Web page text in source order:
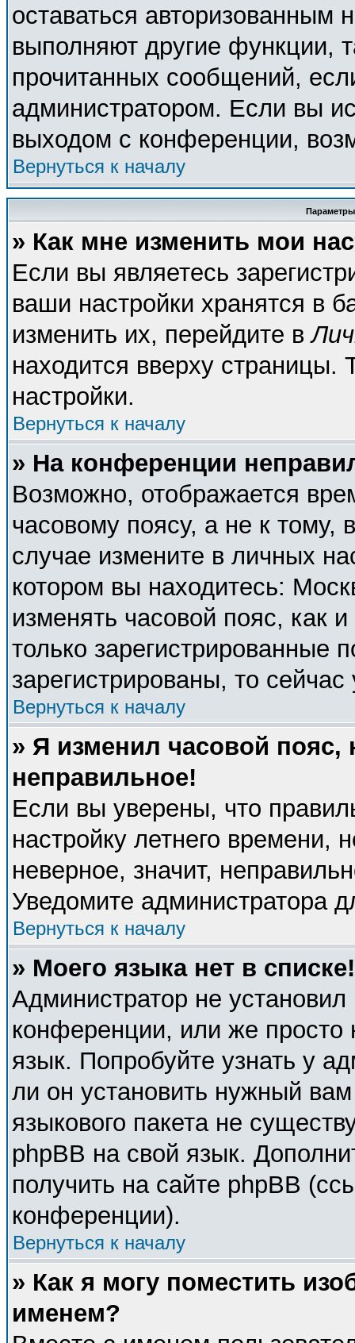
оставаться авторизованным
выполняют другие функции,
прочитанных сообщений,
администратором. Если вы
выходом с конференции,
Вернуться к началу
Параметры
» Как мне изменить мои
Если вы являетесь
ваши настройки хранятся в
изменить их, перейдите в
находится вверху
настройки.
Вернуться к началу
» На конференции
Возможно, отображается
часовому поясу, а не к тому,
случае измените в личных
котором вы находитесь:
изменять часовой пояс, как
только зарегистрированные
зарегистрированы, то
Вернуться к началу
» Я изменил часовой пояс,
неправильное!
Если вы уверены, что
настройку летнего времени,
неверное, значит,
Уведомите администратора
Вернуться к началу
» Моего языка нет в списке!
Администратор не
конференции, или же просто
язык. Попробуйте узнать у
ли он установить нужный
языкового пакета не
phpBB на свой язык.
получить на сайте phpBB
конференции).
Вернуться к началу
» Как я могу поместить
именем?